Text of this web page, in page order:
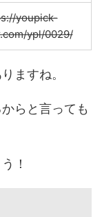
youpick-
ypl/0029/
ますね。
らと言っても
！